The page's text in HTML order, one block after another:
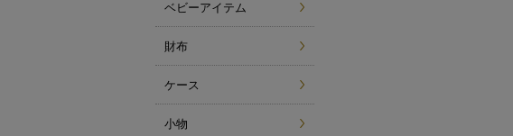
ベビーアイテム
財布
ケース
小物